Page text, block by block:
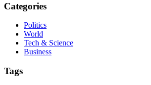
Categories
Politics
World
Tech & Science
Business
Tags